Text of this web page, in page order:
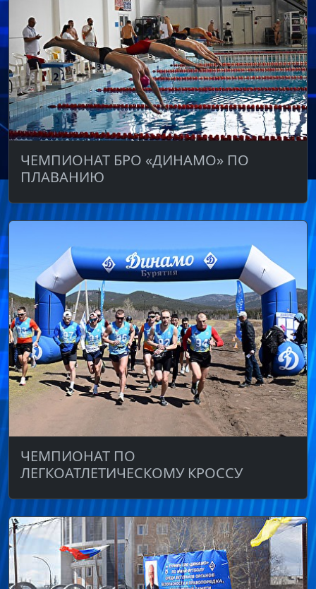
ЧЕМПИОНАТ БРО «ДИНАМО» ПО
ПЛАВАНИЮ
ЧЕМПИОНАТ ПО
ЛЕГКОАТЛЕТИЧЕСКОМУ КРОССУ